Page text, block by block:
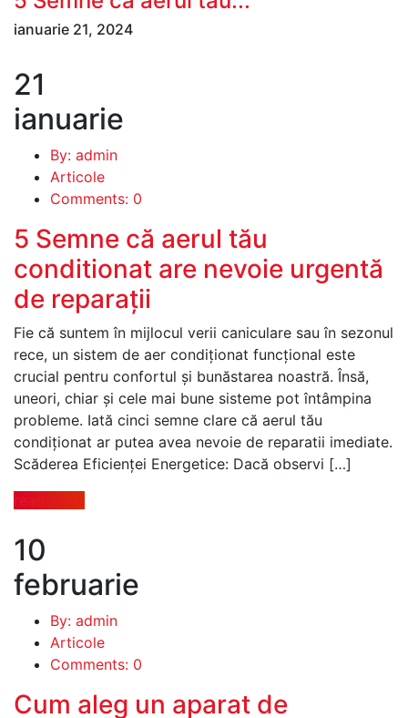
ianuarie 21, 2024
21
ianuarie
By: admin
Articole
Comments: 0
5 Semne că aerul tău
conditionat are nevoie urgentă
de reparații
Fie că suntem în mijlocul verii caniculare sau în sezonul
rece, un sistem de aer condiționat funcțional este
crucial pentru confortul și bunăstarea noastră. Însă,
uneori, chiar și cele mai bune sisteme pot întâmpina
probleme. Iată cinci semne clare că aerul tău
condiționat ar putea avea nevoie de reparatii imediate.
Scăderea Eficienței Energetice: Dacă observi […]
read more
10
februarie
By: admin
Articole
Comments: 0
Cum aleg un aparat de